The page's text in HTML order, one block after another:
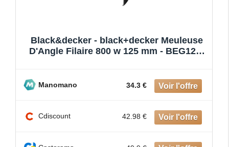
Black&decker - black+decker Meuleuse
D'Angle Filaire 800 w 125 mm - BEG120-
Manomano 34.3 €
Cdiscount 42.98 €